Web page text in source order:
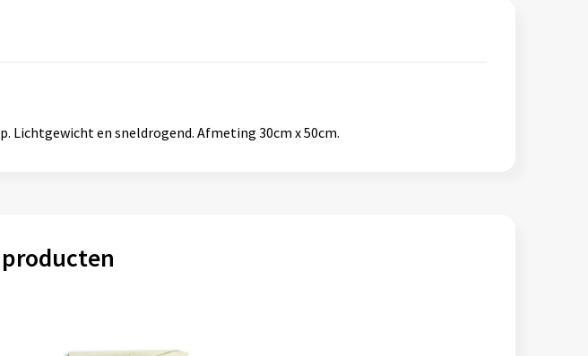
Lichtgewicht en sneldrogend. Afmeting 30cm x 50cm.